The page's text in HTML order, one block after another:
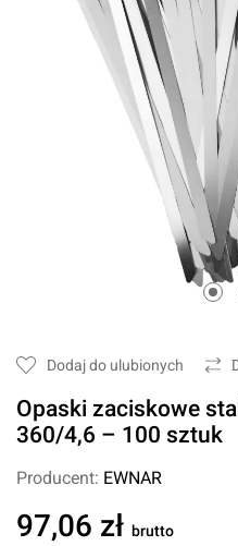
Dodaj do ulubionych
Opaski zaciskowe
360/4,6 – 100 sztuk
Producent: EWNAR
97,06 zł brutto